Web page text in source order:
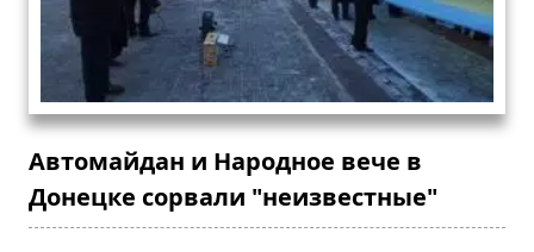
Автомайдан и Народное вече в
Донецке сорвали "неизвестные"